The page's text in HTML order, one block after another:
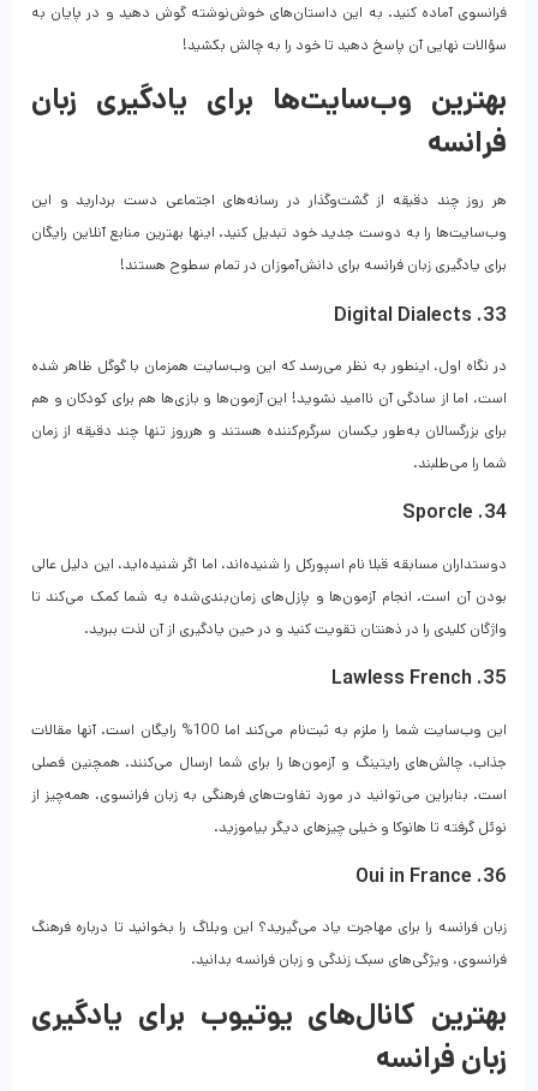
فرانسوی آماده کنید. به این داستان‌های خوش‌نوشته گوش دهید و در پایان به
سؤالات نهایی آن پاسخ دهید تا خود را به چالش بکشید!
بهترین وب‌سایت‌ها برای یادگیری زبان
فرانسه
هر روز چند دقیقه از گشت‌وگذار در رسانه‌های اجتماعی دست بردارید و این
وب‌سایت‌ها را به دوست جدید خود تبدیل کنید. اینها بهترین منابع آنلاین رایگان
برای یادگیری زبان فرانسه برای دانش‌آموزان در تمام سطوح هستند!
33. Digital Dialects
در نگاه اول، اینطور به نظر می‌رسد که این وب‌سایت همزمان با گوگل ظاهر شده
است، اما از سادگی آن ناامید نشوید! این آزمون‌ها و بازی‌ها هم برای کودکان و هم
برای بزرگسالان به‌طور یکسان سرگرم‌کننده هستند و هرروز تنها چند دقیقه از زمان
شما را می‌طلبند.
34. Sporcle
دوستداران مسابقه قبلا نام اسپورکل را شنیده‌اند، اما اگر شنیده‌اید، این دلیل عالی
بودن آن است. انجام آزمون‌ها و پازل‌های زمان‌بندی‌شده به شما کمک می‌کند تا
واژگان کلیدی را در ذهنتان تقویت کنید و در حین یادگیری از آن لذت ببرید.
35. Lawless French
این وب‌سایت شما را ملزم به ثبت‌نام می‌کند اما 100% رایگان است. آنها مقالات
جذاب، چالش‌های رایتینگ و آزمون‌ها را برای شما ارسال می‌کنند. همچنین فصلی
است، بنابراین می‌توانید در مورد تفاوت‌های فرهنگی به زبان فرانسوی، همه‌چیز از
نوئل گرفته تا هانوکا و خیلی چیزهای دیگر بیاموزید.
36. Oui in France
زبان فرانسه را برای مهاجرت یاد می‌گیرید؟ این وبلاگ را بخوانید تا درباره فرهنگ
فرانسوی، ویژگی‌های سبک زندگی و زبان فرانسه بدانید.
بهترین کانال‌های یوتیوب برای یادگیری
زبان فرانسه